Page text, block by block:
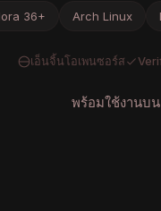
36+ Arch Linux
เอ็นจิ้นโอเพนซอร์ส
พร้อมใช้งานบน